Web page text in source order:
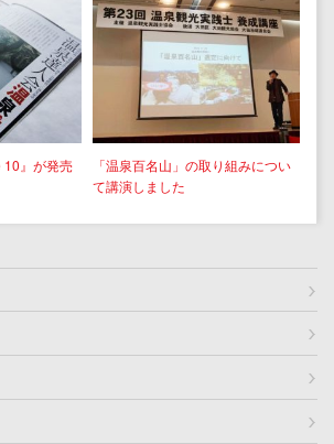
10』が発売
「温泉百名山」の取り組みについ
て講演しました